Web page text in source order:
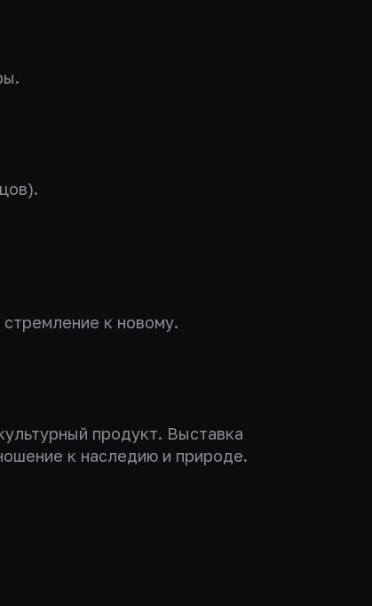
к новому.
продукт. Выставка
к наследию и природе.